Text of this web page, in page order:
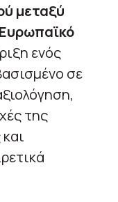
μεταξύ
ενός
σε
της